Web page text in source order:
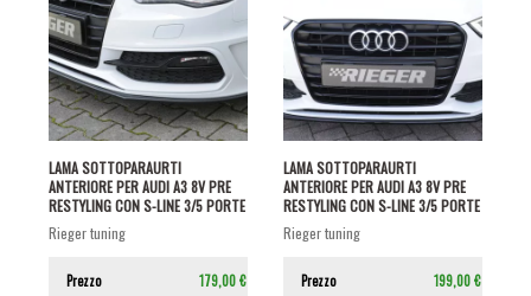
LAMA SOTTOPARAURTI
ANTERIORE PER AUDI A3 8V PRE
RESTYLING CON S-LINE 3/5 PORTE
NERO...
rieger tuning
Prezzo 179,00 €
LAMA SOTTOPARAURTI
ANTERIORE PER AUDI A3 8V PRE
RESTYLING CON S-LINE 3/5 PORTE
NERO...
rieger tuning
Prezzo 199,00 €